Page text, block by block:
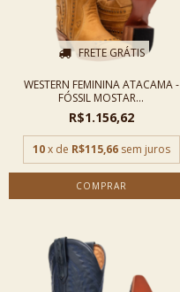
FRETE GRÁTIS
WESTERN FEMININA ATACAMA -
FÓSSIL MOSTAR...
R$1.156,62
10 x de R$115,66 sem juros
COMPRAR